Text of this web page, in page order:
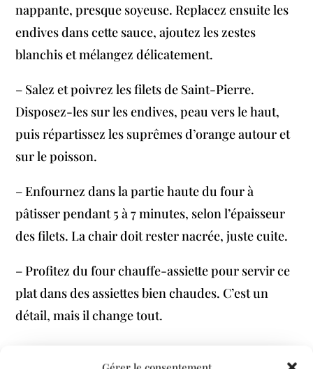
nappante, presque soyeuse. Replacez ensuite les
endives dans cette sauce, ajoutez les zestes
blanchis et mélangez délicatement.
– Salez et poivrez les filets de Saint-Pierre.
Disposez-les sur les endives, peau vers le haut,
puis répartissez les suprêmes d’orange autour et
sur le poisson.
– Enfournez dans la partie haute du four à
pâtisser pendant 5 à 7 minutes, selon l’épaisseur
des filets. La chair doit rester nacrée, juste cuite.
– Profitez du four chauffe-assiette pour servir ce
plat dans des assiettes bien chaudes. C’est un
détail, mais il change tout.